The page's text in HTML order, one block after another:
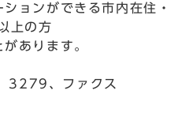
ョンができる市内在住・
上の方
あります。
、ファクス